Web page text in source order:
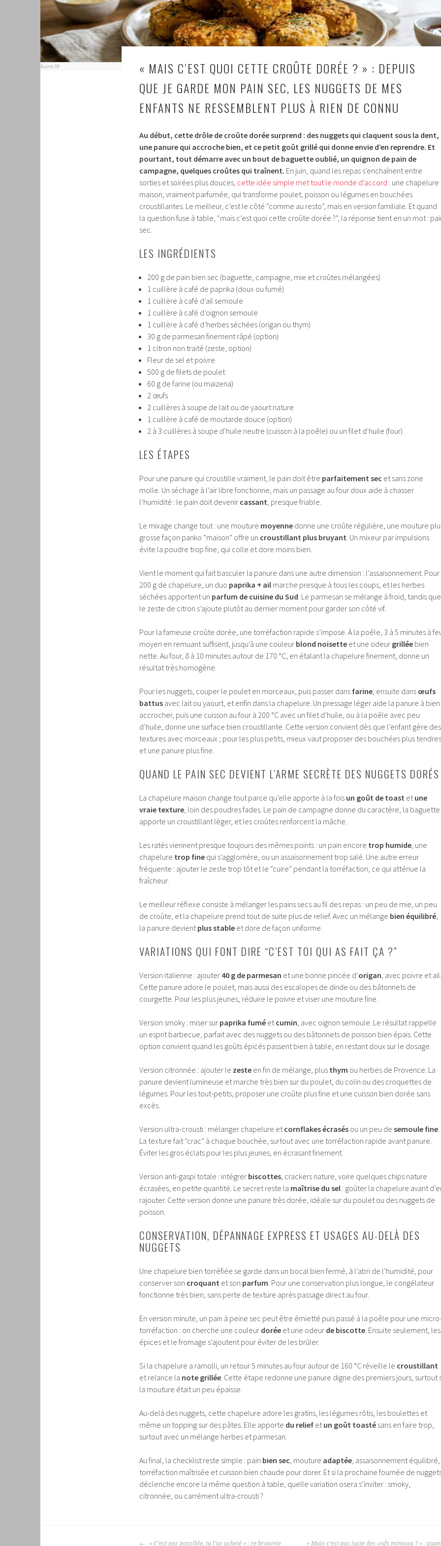
Source: DR
« MAIS C’EST QUOI CETTE CROÛTE DORÉE ? » : DEPUIS
QUE JE GARDE MON PAIN SEC, LES NUGGETS DE MES
ENFANTS NE RESSEMBLENT PLUS À RIEN DE CONNU
Au début, cette drôle de croûte dorée surprend : des nuggets qui claquent sous la dent,
une panure qui accroche bien, et ce petit goût grillé qui donne envie d’en reprendre. Et
pourtant, tout démarre avec un bout de baguette oublié, un quignon de pain de
campagne, quelques croûtes qui traînent. En juin, quand les repas s’enchaînent entre
sorties et soirées plus douces, cette idée simple met tout le monde d’accord : une chapelure
maison, vraiment parfumée, qui transforme poulet, poisson ou légumes en bouchées
croustillantes. Le meilleur, c’est le côté “comme au resto”, mais en version familiale. Et quand
la question fuse à table, “mais c’est quoi cette croûte dorée ?”, la réponse tient en un mot :
sec.
LES INGRÉDIENTS
200 g de pain bien sec (baguette, campagne, mie et croûtes mélangées)
1 cuillère à café de paprika (doux ou fumé)
1 cuillère à café d’ail semoule
1 cuillère à café d’oignon semoule
1 cuillère à café d’herbes séchées (origan ou thym)
30 g de parmesan finement râpé (option)
1 citron non traité (zeste, option)
Fleur de sel et poivre
500 g de filets de poulet
60 g de farine (ou maïzena)
2 œufs
2 cuillères à soupe de lait ou de yaourt nature
1 cuillère à café de moutarde douce (option)
2 à 3 cuillères à soupe d’huile neutre (cuisson à la poêle) ou un filet d’huile (four)
LES ÉTAPES
Pour une panure qui croustille vraiment, le pain doit être parfaitement sec et sans zone
molle. Un séchage à l’air libre fonctionne, mais un passage au four doux aide à chasser
l’humidité : le pain doit devenir cassant, presque friable.
Le mixage change tout : une mouture moyenne donne une croûte régulière, une mouture
grosse façon panko “maison” offre un croustillant plus bruyant. Un mixeur par impulsions
évite la poudre trop fine, qui colle et dore moins bien.
Vient le moment qui fait basculer la panure dans une autre dimension : l’assaisonnement. Pour
200 g de chapelure, un duo paprika + ail marche presque à tous les coups, et les herbes
séchées apportent un parfum de cuisine du Sud. Le parmesan se mélange à froid, tandis que
le zeste de citron s’ajoute plutôt au dernier moment pour garder son côté vif.
Pour la fameuse croûte dorée, une torréfaction rapide s’impose. À la poêle, 3 à 5 minutes à
moyen en remuant suffisent, jusqu’à une couleur blond noisette et une odeur grillée bien
nette. Au four, 8 à 10 minutes autour de 170 °C, en étalant la chapelure finement, donne un
résultat très homogène.
Pour les nuggets, couper le poulet en morceaux, puis passer dans farine, ensuite dans œufs
battus avec lait ou yaourt, et enfin dans la chapelure. Un pressage léger aide la panure à bien
accrocher, puis une cuisson au four à 200 °C avec un filet d’huile, ou à la poêle avec peu
d’huile, donne une surface bien croustillante. Cette version convient dès que l’enfant gère des
textures avec morceaux ; pour les plus petits, mieux vaut proposer des bouchées plus tendres
et une panure plus fine.
QUAND LE PAIN SEC DEVIENT L’ARME SECRÈTE DES NUGGETS DORÉS
La chapelure maison change tout parce qu’elle apporte à la fois un goût de toast etune
vraie texture, loin des poudres fades. Le pain de campagne donne du caractère, la baguette
apporte un croustillant léger, et les croûtes renforcent la mâche.
Les ratés viennent presque toujours des mêmes points : un pain encore trop humide, une
chapelure trop fine qui s’agglomère, ou un assaisonnement trop salé. Une autre erreur
fréquente : ajouter le zeste trop tôt et le “cuire” pendant la torréfaction, ce qui atténue la
fraîcheur.
Le meilleur réflexe consiste à mélanger les pains secs au fil des repas : un peu de mie, un peu
de croûte, et la chapelure prend tout de suite plus de relief. Avec un mélange bien équilibré,
la panure devientplus stable et dore de façon uniforme.
VARIATIONS QUI FONT DIRE “C’EST TOI QUI AS FAIT ÇA ?”
Version italienne : ajouter 40 g de parmesan et une bonne pincée d’origan, avec poivre et ail.
Cette panure adore le poulet, mais aussi des escalopes de dinde ou des bâtonnets de
courgette. Pour les plus jeunes, réduire le poivre et viser une mouture fine.
Version smoky : miser sur paprika fumé etcumin, avec oignon semoule. Le résultat rappelle
un esprit barbecue, parfait avec des nuggets ou des bâtonnets de poisson bien épais. Cette
option convient quand les goûts épicés passent bien à table, en restant doux sur le dosage.
Version citronnée : ajouter le zeste en fin de mélange, plus thym ou herbes de Provence. La
panure devient lumineuse et marche très bien sur du poulet, du colin ou des croquettes de
légumes. Pour les tout-petits, proposer une croûte plus fine et une cuisson bien dorée sans
excès.
Version ultra-crousti : mélanger chapelure etcornflakes écrasés ou un peu de semoule fine.
La texture fait “crac” à chaque bouchée, surtout avec une torréfaction rapide avant panure.
Éviter les gros éclats pour les plus jeunes, en écrasant finement.
Version anti-gaspi totale : intégrer biscottes, crackers nature, voire quelques chips nature
écrasées, en petite quantité. Le secret reste la maîtrise du sel : goûter la chapelure avant
rajouter. Cette version donne une panure très dorée, idéale sur du poulet ou des nuggets de
poisson.
CONSERVATION, DÉPANNAGE EXPRESS ET USAGES AU-DELÀ DES
NUGGETS
Une chapelure bien torréfiée se garde dans un bocal bien fermé, à l’abri de l’humidité, pour
conserver son croquant et son parfum. Pour une conservation plus longue, le congélateur
fonctionne très bien, sans perte de texture après passage direct au four.
En version minute, un pain à peine sec peut être émietté puis passé à la poêle pour une
torréfaction : on cherche une couleur dorée et une odeur de biscotte. Ensuite seulement, les
épices et le fromage s’ajoutent pour éviter de les brûler.
Si la chapelure a ramolli, un retour 5 minutes au four autour de 160 °C réveille le croustillant
et relance la note grillée. Cette étape redonne une panure digne des premiers jours, surtout
la mouture était un peu épaisse.
Au-delà des nuggets, cette chapelure adore les gratins, les légumes rôtis, les boulettes et
même un topping sur des pâtes. Elle apporte du relief etun goût toasté sans en faire trop,
surtout avec un mélange herbes et parmesan.
Au final, la checklist reste simple : pain bien sec, mouture adaptée, assaisonnement équilibré,
torréfaction maîtrisée et cuisson bien chaude pour dorer. Et si la prochaine fournée de
déclenche encore la même question à table, quelle variation osera s’inviter : smoky,
citronnée, ou carrément ultra-crousti ?
« C’est pas possible, tu l’as acheté » : ce brownie « Mais c’est pas juste des œufs mimosa ? » :